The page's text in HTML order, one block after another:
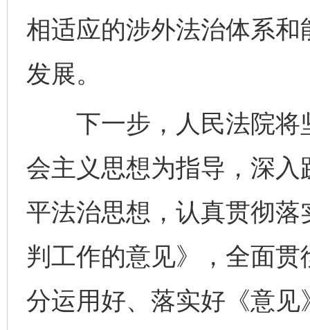
相适应的涉外法治体系和
发展。
下一步，人民法院将
会主义思想为指导，深
平法治思想，认真贯彻
判工作的意见》，全面
分运用好、落实好《意见